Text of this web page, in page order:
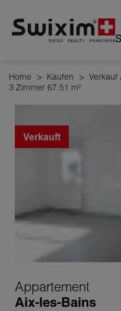
Home > Kaufen > Verkauf
3 Zimmer 67.51 m²
Verkauft
Appartement
Aix-les-Bains